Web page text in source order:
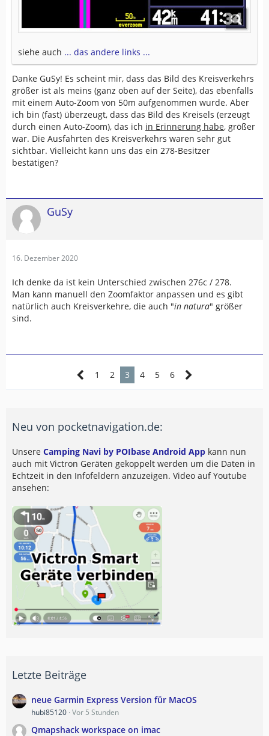
siehe auch ... das andere links ...
Danke GuSy! Es scheint mir, dass das Bild des Kreisverkehrs
größer ist als meins (ganz oben auf der Seite), das ebenfalls
mit einem Auto-Zoom von 50m aufgenommen wurde. Aber
ich bin (fast) überzeugt, dass das Bild des Kreisels (erzeugt
durch einen Auto-Zoom), das ich in Erinnerung habe, größer
war. Die Ausfahrten des Kreisverkehrs waren sehr gut
sichtbar. Vielleicht kann uns das ein 278-Besitzer
bestätigen?
GuSy
16. Dezember 2020
Ich denke da ist kein Unterschied zwischen 276c / 278.
Man kann manuell den Zoomfaktor anpassen und es gibt
natürlich auch Kreisverkehre, die auch "in natura" größer
sind.
1 2 3 4 5 6
Neu von pocketnavigation.de:
Unsere Camping Navi by POIbase Android App kann nun
auch mit Victron Geräten gekoppelt werden um die Daten in
Echtzeit in den Infofeldern anzuzeigen. Video auf Youtube
ansehen:
Letzte Beiträge
neue Garmin Express Version für MacOS
hubi85120 Vor 5 Stunden
Qmapshack workspace on imac